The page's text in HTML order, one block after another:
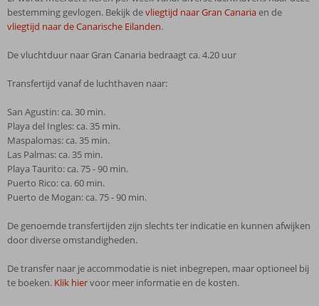
bestemming gevlogen. Bekijk devliegtijd naar Gran Canariaen de
vliegtijd naar de Canarische Eilanden.
De vluchtduur naar Gran Canaria bedraagt ca. 4.20 uur
Transfertijd vanaf de luchthaven naar:
San Agustin: ca. 30 min.
Playa del Ingles: ca. 35 min.
Maspalomas: ca. 35 min.
Las Palmas: ca. 35 min.
Playa Taurito: ca. 75 - 90 min.
Puerto Rico: ca. 60 min.
Puerto de Mogan: ca. 75 - 90 min.
De genoemde transfertijden zijn slechts ter indicatie en kunnen afwijken
door diverse omstandigheden.
De transfer naar je accommodatie is niet inbegrepen, maar optioneel bij
te boeken. Klik hiervoor meer informatie en de kosten.